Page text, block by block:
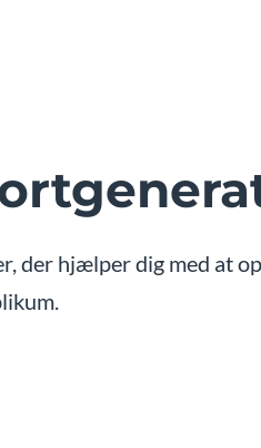
der hjælper dig med at